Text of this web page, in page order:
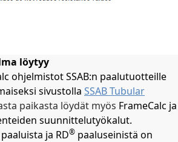
löytyy
ohjelmistot SSAB:n paalutuotteille
sivustolla SSAB Tubular
paikasta löydät myös FrameCalc ja
suunnittelutyökalut.
paaluista ja RD® paaluseinistä on